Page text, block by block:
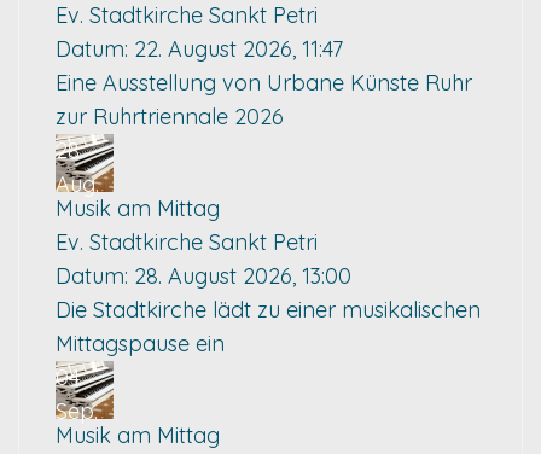
Ev. Stadtkirche Sankt Petri
Datum: 22. August 2026, 11:47
Eine Ausstellung von Urbane Künste Ruhr
zur Ruhrtriennale 2026
28
Aug.
Musik am Mittag
Ev. Stadtkirche Sankt Petri
Datum: 28. August 2026, 13:00
Die Stadtkirche lädt zu einer musikalischen
Mittagspause ein
04
Sep.
Musik am Mittag